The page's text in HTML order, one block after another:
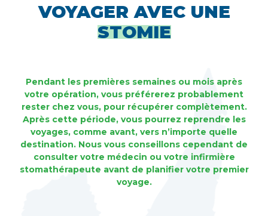
VOYAGER AVEC UNE
STOMIE
Pendant les premières semaines ou mois après
votre opération, vous préférerez probablement
rester chez vous, pour récupérer complètement.
Après cette période, vous pourrez reprendre les
voyages, comme avant, vers n’importe quelle
destination. Nous vous conseillons cependant de
consulter votre médecin ou votre infirmière
stomathérapeute avant de planifier votre premier
voyage.